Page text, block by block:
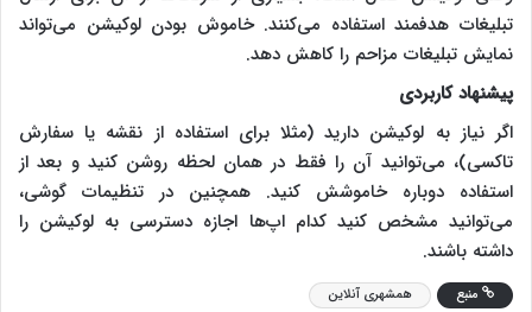
تبلیغات هدفمند استفاده می‌کنند. خاموش بودن لوکیشن می‌تواند
نمایش تبلیغات مزاحم را کاهش دهد.
پیشنهاد کاربردی
اگر نیاز به لوکیشن دارید (مثلا برای استفاده از نقشه یا سفارش
تاکسی)، می‌توانید آن را فقط در همان لحظه روشن کنید و بعد از
استفاده دوباره خاموشش کنید. همچنین در تنظیمات گوشی،
می‌توانید مشخص کنید کدام اپ‌ها اجازه دسترسی به لوکیشن را
داشته باشند.
منبع همشهری آنلاین